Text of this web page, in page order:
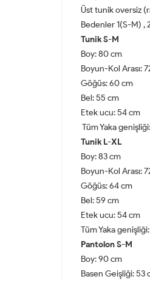
Üst tunik oversiz
Bedenler 1(S-M) ,
Tunik S-M
Boy: 80 cm
Boyun-Kol Arası:
Göğüs: 60 cm
Bel: 55 cm
Etek ucu: 54 cm
Tüm Yaka
Tunik L-XL
Boy: 83 cm
Boyun-Kol Arası:
Göğüs: 64 cm
Bel: 59 cm
Etek ucu: 54 cm
Tüm Yaka
Pantolon S-M
Boy: 90 cm
Basen Geişliği: 53